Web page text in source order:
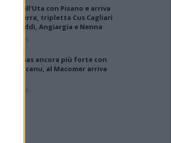
Colpo dell'Uta con Pisano e arriva
anche Serra, tripletta Cus Cagliari
con Piroddi, Angiargia e Nenna
5 Ago 2026
Il Coghinas ancora più forte con
Sechi e Scanu, al Macomer arriva
5 Ago 2026